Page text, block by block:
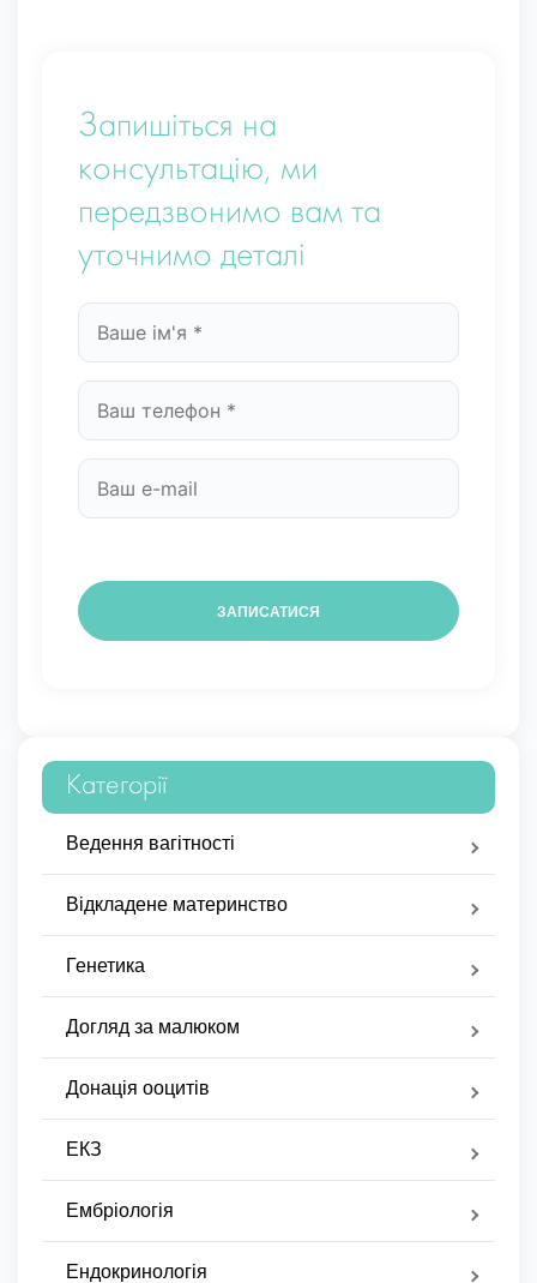
Запишіться на
консультацію, ми
передзвонимо вам та
уточнимо деталі
Категорії
Ведення вагітності
Відкладене материнство
Генетика
Догляд за малюком
Донація ооцитів
ЕКЗ
Ембріологія
Ендокринологія